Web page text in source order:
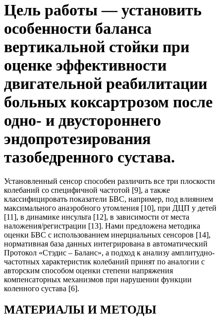
Цель работы — установить
особенности баланса
вертикальной стойки при
оценке эффективности
двигательной реабилитации
больных коксартрозом после
одно- и двустороннего
эндопротезирования
тазобедренного сустава.
Установленный сенсор способен различить все три плоскости
колебаний со специфичной частотой [9], а также
классифицировать показатели БВС, например, под влиянием
максимального анаэробного утомления [10], при ДЦП у детей
[11], в динамике инсульта [12], в зависимости от места
наложения/регистрации [13]. Нами предложена методика
оценки БВС с использованием инерциальных сенсоров [14],
нормативная база данных интегрирована в автоматический
Протокол «Стэдис – Баланс», а подход к анализу амплитудно-
частотных характеристик колебаний принят по аналогии с
авторским способом оценки степени напряжения
компенсаторных механизмов при нарушении функции
коленного сустава [6].
МАТЕРИАЛЫ И МЕТОДЫ